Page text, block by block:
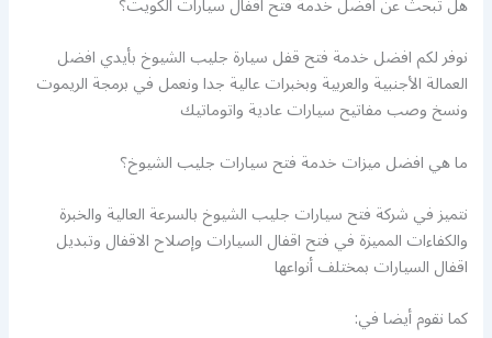
نوفر لكم افضل خدمة فتح قفل سيارة جليب الشيوخ بأيدي افضل
العمالة الأجنبية والعربية وبخبرات عالية جدا ونعمل في برمجة الريموت
ونسخ وصب مفاتيح سيارات عادية واتوماتيك
ما هي افضل ميزات خدمة فتح سيارات جليب الشيوخ؟
نتميز في شركة فتح سيارات جليب الشيوخ بالسرعة العالية والخبرة
والكفاءات المميزة في فتح اقفال السيارات وإصلاح الاقفال وتبديل
اقفال السيارات بمختلف أنواعها
كما نقوم أيضا في: